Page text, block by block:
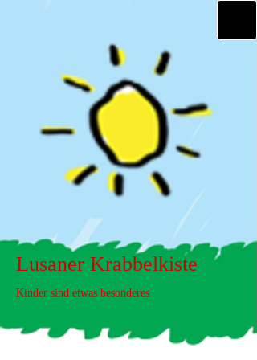
Lusaner Krabbelkiste
Kinder sind etwas besonderes